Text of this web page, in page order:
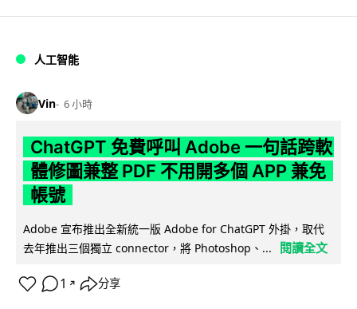
人工智能
Vin 6 小時
ChatGPT 免費呼叫 Adobe 一句話跨軟
體修圖兼整 PDF 不用開多個 APP 兼免
帳號
Adobe 宣布推出全新統一版 Adobe for ChatGPT 外掛，取代
去年推出三個獨立 connector，將 Photoshop、...
閱讀全文
1 ↗ 分享